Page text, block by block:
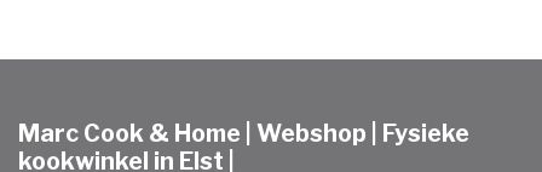
Marc Cook & Home | Webshop | Fysieke
kookwinkel in Elst |